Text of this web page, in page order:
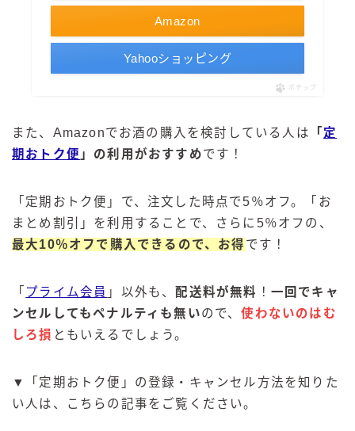
Amazon
Yahooショッピング
ポチップ
また、Amazonでお酒の購入を検討している人は 「 定
期おトク便 」の利用がおすすめです！
「定期おトク便」で、注文した時点で5％オフ。「お
まとめ割引」を利用することで、さらに5％オフの、
最大10％オフで購入できるので、お得 です！
「 プライム会員 」以外も、配送料が無料 ！ 一回でキャ
ンセルしてもペナルティも無いので、使わないのはむ
しろ損 ともいえるでしょう。
▼「定期おトク便」の登録・キャンセル方法を知りた
い人は、こちらの記事をご覧ください。